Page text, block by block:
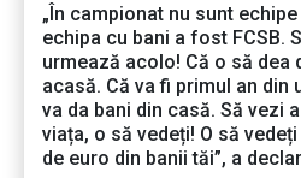
„În campionat nu sunt
echipa cu bani a fost FCSB.
urmează acolo! Că o să dea
acasă. Că va fi primul an din
va da bani din casă. Să vezi
viața, o să vedeți! O să
de euro din banii tăi”, a